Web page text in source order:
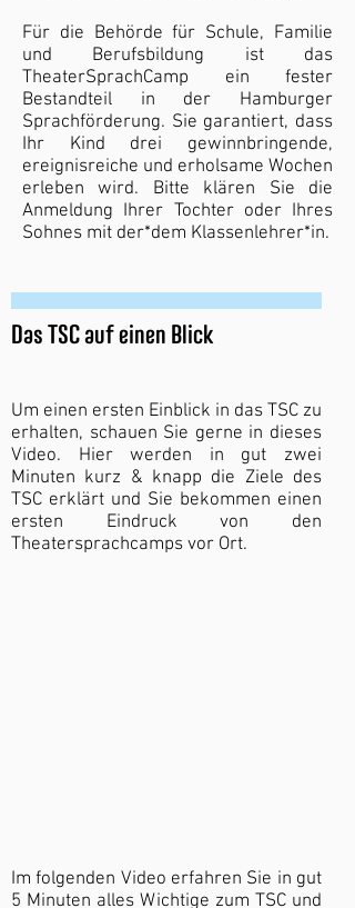
Für die Behörde für Schule, Familie
und Berufsbildung ist das
TheaterSprachCamp ein fester
Bestandteil in der Hamburger
Sprachförderung. Sie garantiert, dass
Ihr Kind drei gewinnbringende,
ereignisreiche und erholsame Wochen
erleben wird. Bitte klären Sie die
Anmeldung Ihrer Tochter oder Ihres
Sohnes mit der*dem Klassenlehrer*in.
Das TSC auf einen Blick
Um einen ersten Einblick in das TSC zu
erhalten, schauen Sie gerne in dieses
Video. Hier werden in gut zwei
Minuten kurz & knapp die Ziele des
TSC erklärt und Sie bekommen einen
ersten Eindruck von den
Theatersprachcamps vor Ort.
Im folgenden Video erfahren Sie in gut
5 Minuten alles Wichtige zum TSC und